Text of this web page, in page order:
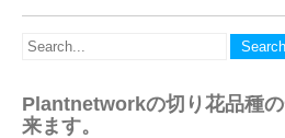
Plantnetworkの切り花品種
来ます。